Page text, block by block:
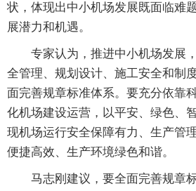
状，体现出中小机场发展既面临难
展潜力和机遇。
专家认为，推进中小机场发展
全管理、规划设计、施工安全和制
面完善规章标准体系。要充分依靠
化机场建设运营，以平安、绿色、
现机场运行安全保障有力、生产管
便捷高效、生产环境绿色和谐。
马志刚建议，要全面完善规章